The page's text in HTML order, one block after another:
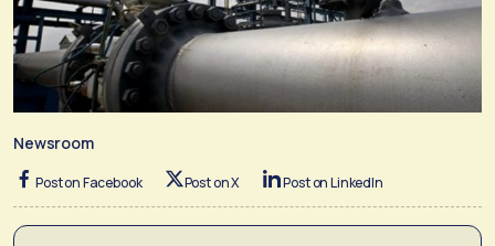
Newsroom
Post on Facebook Post on X Post on LinkedIn